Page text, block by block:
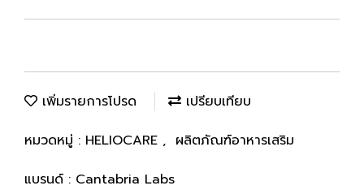
เพิ่มรายการโปรด
เปรียบเทียบ
หมวดหมู่ : HELIOCARE , ผลิตภัณฑ์อาหารเสริม
แบรนด์ : Cantabria Labs